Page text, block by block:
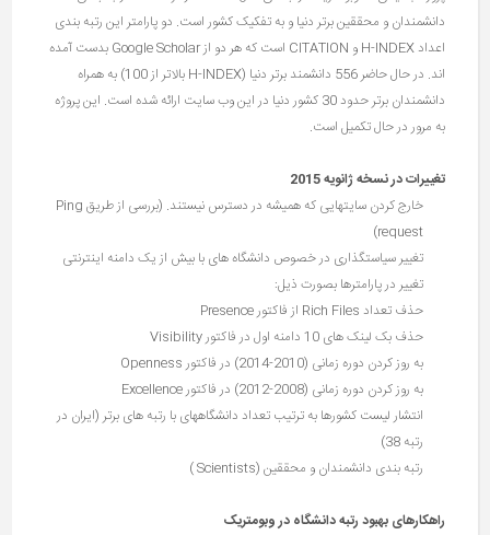
دانشمندان و محققین برتر دنیا و به تفکیک کشور است. دو پارامتر این رتبه بندی
اعداد H-INDEX و CITATION است که هر دو از Google Scholar بدست آمده
اند. در حال حاضر 556 دانشمند برتر دنیا (H-INDEX بالاتر از 100) به همراه
دانشمندان برتر حدود 30 کشور دنیا در این وب سایت ارائه شده است. این پروژه
به مرور در حال تکمیل است.
تغییرات در نسخه ژانویه 2015
خارج کردن سایتهایی که همیشه در دسترس نیستند. (بررسی از طریق Ping
request)
تغییر سیاستگذاری در خصوص دانشگاه های با بیش از یک دامنه اینترنتی
تغییر در پارامترها بصورت ذیل:
حذف تعداد Rich Files از فاکتور Presence
حذف بک لینک های 10 دامنه اول در فاکتور Visibility
به روز کردن دوره زمانی (2010-2014) در فاکتور Openness
به روز کردن دوره زمانی (2008-2012) در فاکتور Excellence
انتشار لیست کشورها به ترتیب تعداد دانشگاههای با رتبه های برتر (ایران در
رتبه 38)
رتبه بندی دانشمندان و محققین (Scientists )
راهکارهای بهبود رتبه دانشگاه در وبومتریک